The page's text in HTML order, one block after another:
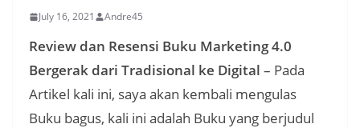
July 16, 2021 Andre45
Review dan Resensi Buku Marketing 4.0
Bergerak dari Tradisional ke Digital – Pada
Artikel kali ini, saya akan kembali mengulas
Buku bagus, kali ini adalah Buku yang berjudul